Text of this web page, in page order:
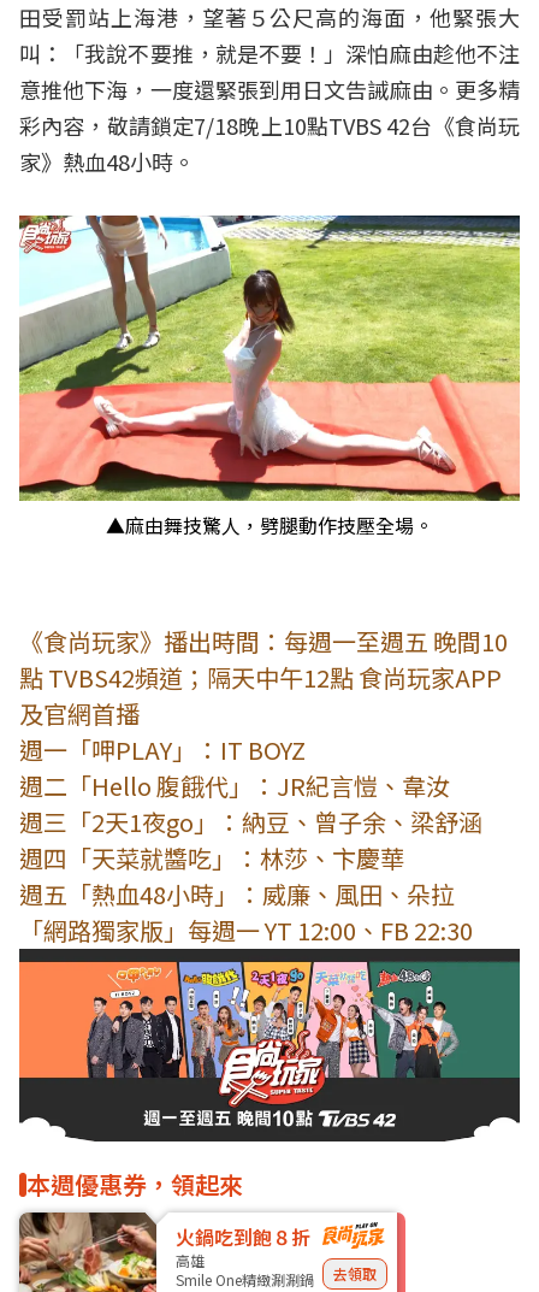
田受罰站上海港，望著５公尺高的海面，他緊張大
叫：「我說不要推，就是不要！」深怕麻由趁他不注
意推他下海，一度還緊張到用日文告誡麻由。更多精
彩內容，敬請鎖定7/18晚上10點TVBS 42台《食尚玩
家》熱血48小時。
▲麻由舞技驚人，劈腿動作技壓全場。
《食尚玩家》播出時間：每週一至週五 晚間10
點 TVBS42頻道；隔天中午12點 食尚玩家APP
及官網首播
週一「呷PLAY」：IT BOYZ
週二「Hello 腹餓代」：JR紀言愷、韋汝
週三「2天1夜go」：納豆、曾子余、梁舒涵
週四「天菜就醬吃」：林莎、卞慶華
週五「熱血48小時」：威廉、風田、朵拉
「網路獨家版」每週一 YT 12:00、FB 22:30
本週優惠券，領起來
火鍋吃到飽８折
高雄
Smile One精緻涮涮鍋
去領取